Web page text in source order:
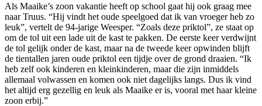
Als Maaike’s zoon vakantie heeft op school gaat hij ook graag mee
naar Truus. “Hij vindt het oude speelgoed dat ik van vroeger heb zo
leuk”, vertelt de 94-jarige Weesper. “Zoals deze priktol”, ze staat op
om de tol uit een lade uit de kast te pakken. De eerste keer verdwijnt
de tol gelijk onder de kast, maar na de tweede keer opwinden blijft
de tientallen jaren oude priktol een tijdje over de grond draaien. “Ik
heb zelf ook kinderen en kleinkinderen, maar die zijn inmiddels
allemaal volwassen en komen ook niet dagelijks langs. Dus ik vind
het altijd erg gezellig en leuk als Maaike er is, vooral met haar kleine
zoon erbij.”